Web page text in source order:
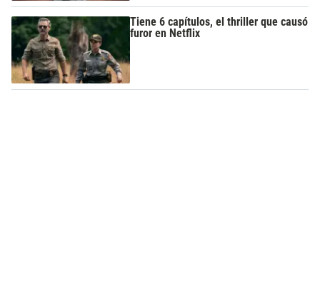
Tiene 6 capítulos, el thriller que causó
furor en Netflix